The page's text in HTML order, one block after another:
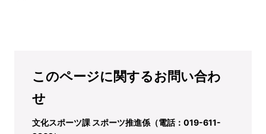
このページに関するお問い合わ
せ
文化スポーツ課 スポーツ推進係（電話：019-611-